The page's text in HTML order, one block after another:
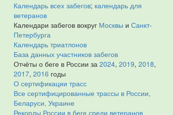
Календарь всех забегов; календарь для
ветеранов
Календари забегов вокруг Москвы и Санкт-
Петербурга
Календарь триатлонов
База данных участников забегов
Отчёты о беге в России за 2024, 2019, 2018,
2017, 2016 годы
О сертификации трасс
Все сертифицированные трассы в России,
Беларуси, Украине
Рекорды России в беге среди ветеранов